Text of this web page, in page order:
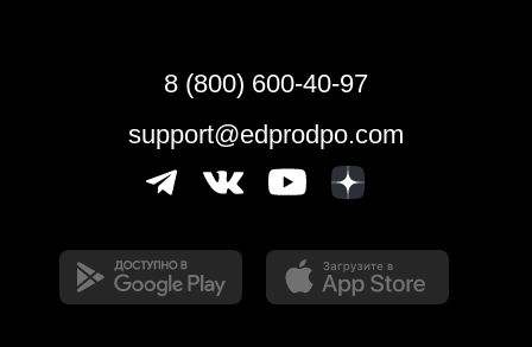
8 (800) 600-40-97
support@edprodpo.com